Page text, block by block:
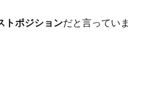
トポジションだと言っていま